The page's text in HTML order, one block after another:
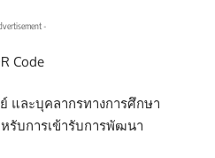
-
Code
ละบุคลากรทางการศึกษา
รับการเข้ารับการพัฒนา